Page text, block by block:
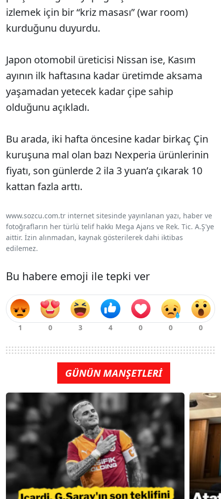
izlemek için bir “kriz masası” (war room)
kurduğunu duyurdu.
Japon otomobil üreticisi Nissan ise, Kasım
ayının ilk haftasına kadar üretimde aksama
yaşamadan yetecek kadar çipe sahip
olduğunu açıkladı.
Bu arada, iki hafta öncesine kadar birkaç Çin
kuruşuna mal olan bazı Nexperia ürünlerinin
fiyatı, son günlerde 2 ila 3 yuan’a çıkarak 10
kattan fazla arttı.
www.sozcu.com.tr internet sitesinde yayınlanan yazı, haber ve
fotoğrafların her türlü telif hakkı Mega Ajans ve Rek. Tic. A.Ş'ye
aittir. İzin alınmadan, kaynak gösterilerek dahi iktibas
edilemez.
Bu habere emoji ile tepki ver
GÜNÜN MANŞETLERİ